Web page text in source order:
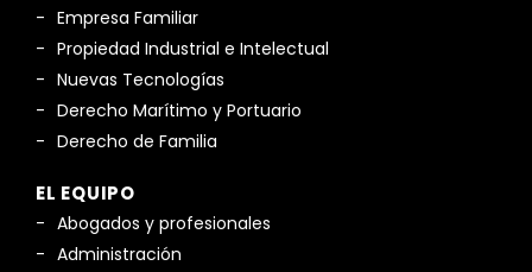
Empresa Familiar
Propiedad Industrial e Intelectual
Nuevas Tecnologías
Derecho Marítimo y Portuario
Derecho de Familia
EL EQUIPO
Abogados y profesionales
Administración